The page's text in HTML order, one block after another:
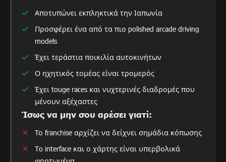
Αποτυπώνει εκπληκτικά την Ιαπωνία
Προσφέρει ένα από τα πιο polished arcade driving
models
Έχει τεράστια ποικιλία αυτοκινήτων
Ο ηχητικός τομέας είναι τρομερός
Έχει touge races και νυχτερινές διαδρομές που
μένουν αξέχαστες
Ίσως να μην σου αρέσει γιατί:
Το franchise αρχίζει να δείχνει σημάδια κόπωσης
To interface και ο χάρτης είναι υπερβολικά